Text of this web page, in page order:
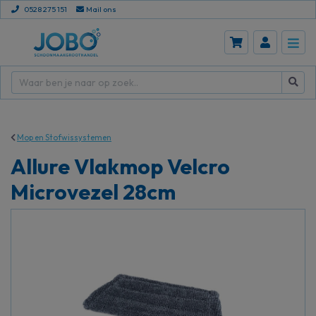
0528 275 151 Mail ons
Mop en Stofwissystemen
Allure Vlakmop Velcro
Microvezel 28cm